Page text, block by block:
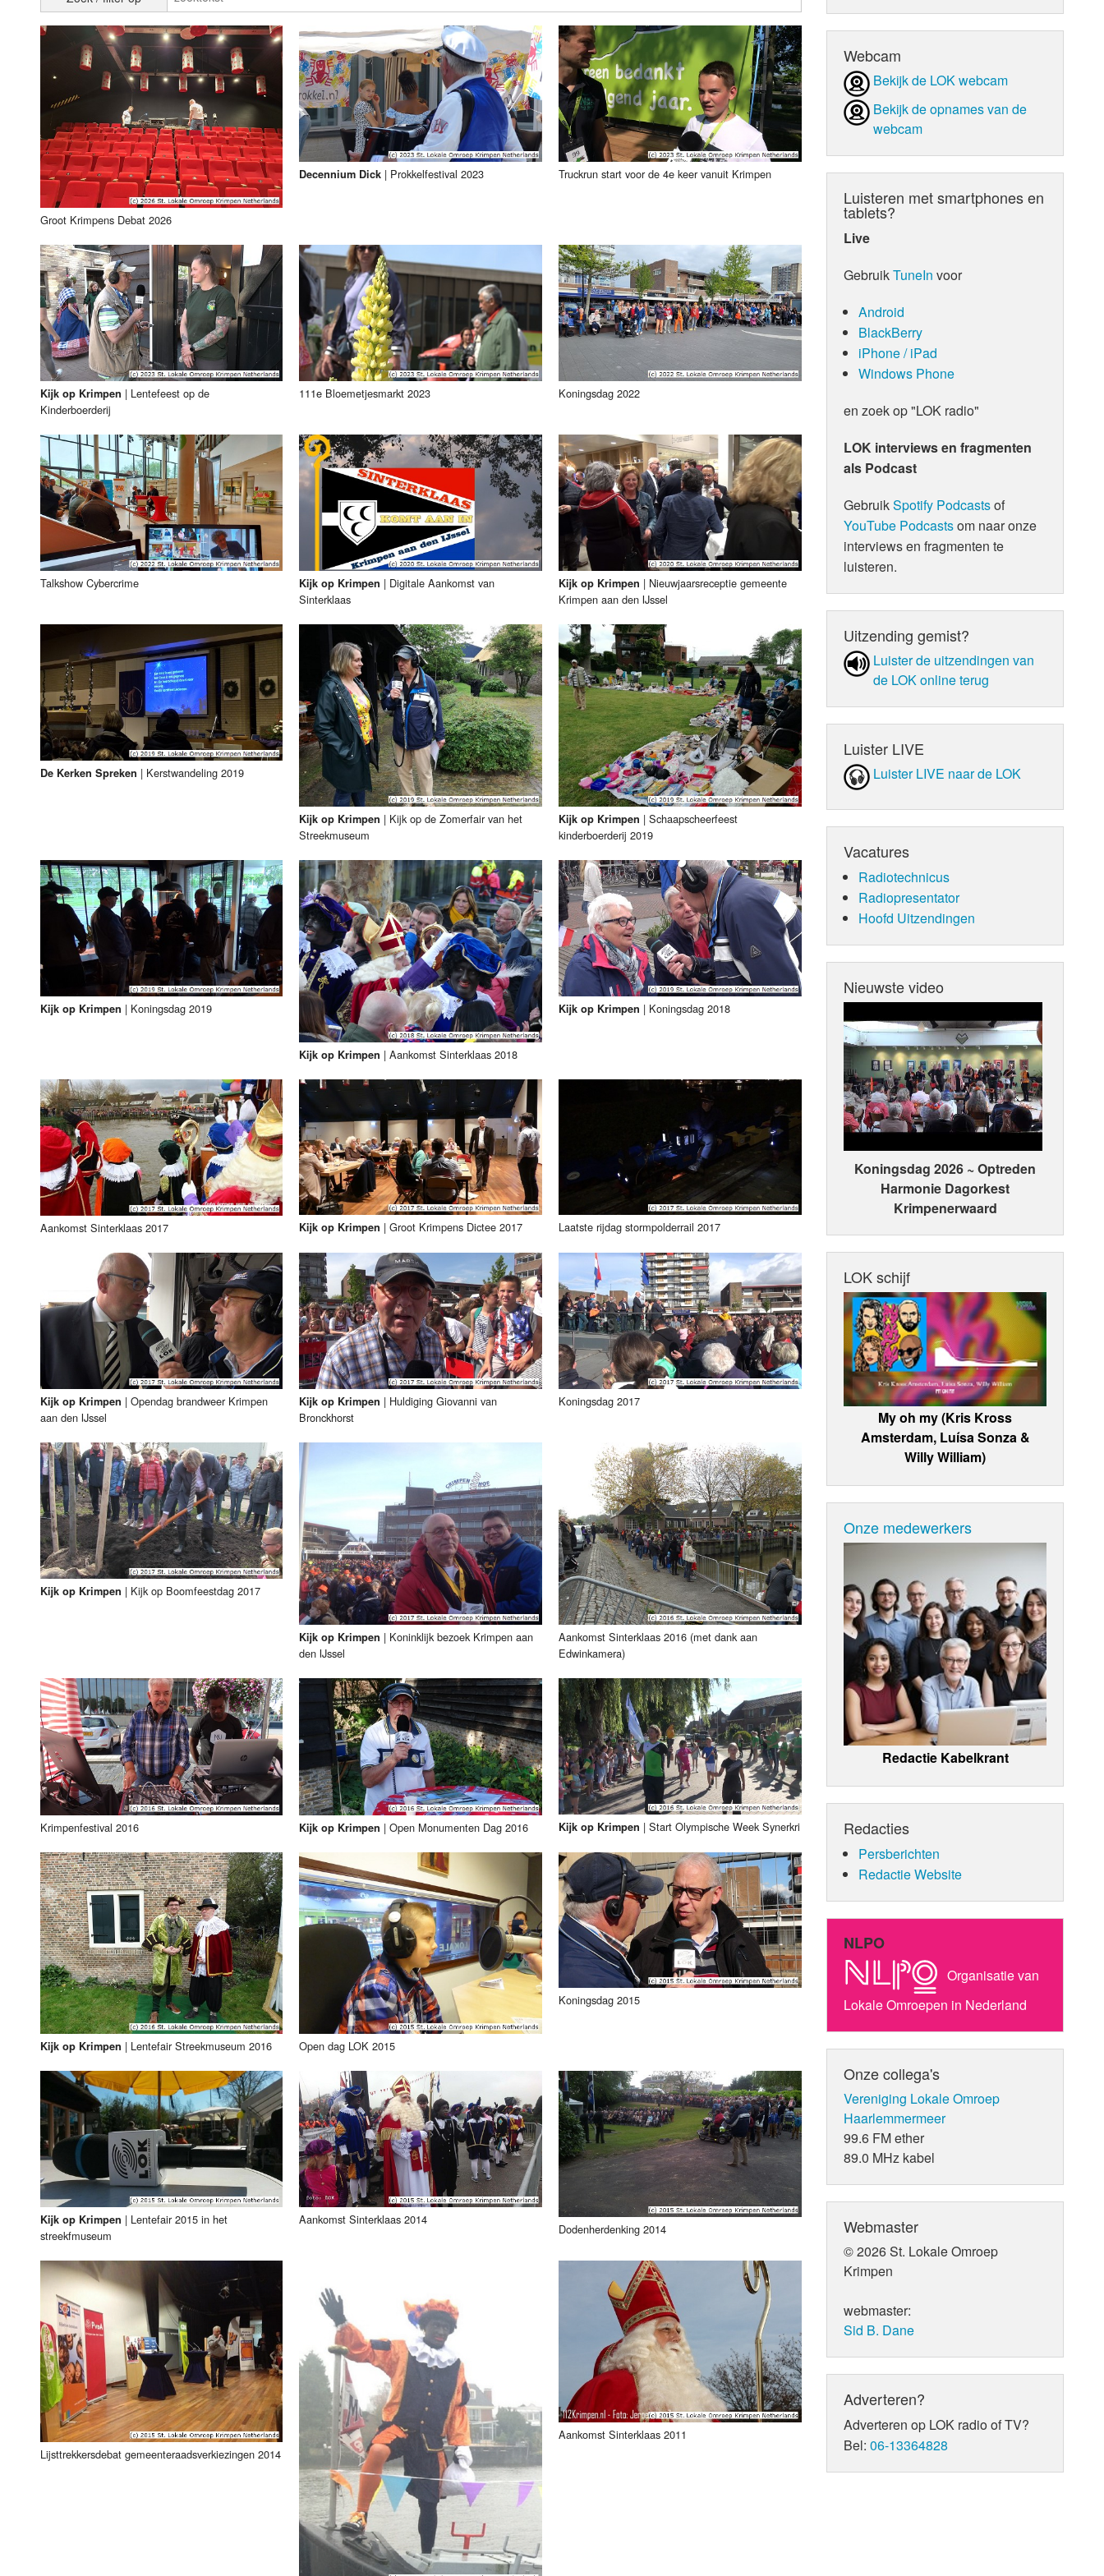
Donderdag
Vrijdag
Zaterdag
Zondag
Luister LOK Live
LOK schijf
Oude LOK programma's
Programmabeleid Bepalend Orgaan
Weerman
Over Krimpen a/d IJssel
Groot Krimpens Debat 2026
Decennium Dick | Prokkelfestival 2023 Truckrun start voor de 4e keer vanuit Krimpen
Kijk op Krimpen | Lentefeest op de
Kinderboerderij
111e Bloemetjesmarkt 2023 Koningsdag 2022
Talkshow Cybercrime Kijk op Krimpen | Digitale Aankomst van
Sinterklaas
Kijk op Krimpen | Nieuwjaarsreceptie gemeente
Krimpen aan den IJssel
De Kerken Spreken | Kerstwandeling 2019
Kijk op Krimpen | Kijk op de Zomerfair van het
Streekmuseum
Kijk op Krimpen |Schaapscheerfeest
kinderboerderij 2019
Kijk op Krimpen | Koningsdag 2019
Kijk op Krimpen |Aankomst Sinterklaas 2018
Kijk op Krimpen | Koningsdag 2018
Aankomst Sinterklaas 2017 Kijk op Krimpen |Groot Krimpens Dictee 2017 Laatste rijdag stormpolderrail 2017
Kijk op Krimpen | Opendag brandweer Krimpen
aan den IJssel
Kijk op Krimpen | Huldiging Giovanni van
Bronckhorst
Koningsdag 2017
Kijk op Krimpen | Kijk op Boomfeestdag 2017
Kijk op Krimpen | Koninklijk bezoek Krimpen aan
den IJssel
Aankomst Sinterklaas 2016 (met dank aan
Edwinkamera)
Krimpenfestival 2016 Kijk op Krimpen |Open Monumenten Dag 2016 Kijk op Krimpen |Start Olympische Week Synerkri
Kijk op Krimpen | Lentefair Streekmuseum 2016 Open dag LOK 2015
Koningsdag 2015
Kijk op Krimpen | Lentefair 2015 in het
streekfmuseum
Aankomst Sinterklaas 2014
Dodenherdenking 2014
Lijsttrekkersdebat gemeenteraadsverkiezingen 2014
Aankomst Sinterklaas 2011
Webcam
Bekijk de LOK webcam
Bekijk de opnames van de
webcam
Luisteren met smartphones en
tablets?
Live
GebruikTuneIn voor
Android
BlackBerry
iPhone / iPad
Windows Phone
en zoek op "LOK radio"
LOK interviews en fragmenten
als Podcast
GebruikSpotify Podcastsof
YouTube Podcastsom naar onze
interviews en fragmenten te
luisteren.
Uitzending gemist?
Luister de uit­zen­din­gen van
de LOK online terug
Luister LIVE
Luister LIVE naar de LOK
Vacatures
Radiotechnicus
Radiopresentator
Hoofd Uitzendingen
Nieuwste video
Koningsdag 2026 ~ Optreden
Harmonie Dagorkest
Krimpenerwaard
LOK schijf
My oh my (Kris Kross
Amsterdam, Luísa Sonza &
Willy William)
Onze medewerkers
Redactie Kabelkrant
Redacties
Persberichten
Redactie Website
NLPO
Organisatie van
Lokale Omroepen in Nederland
Onze collega's
Vereniging Lokale Omroep
Haarlemmermeer
99.6 FM ether
89.0 MHz kabel
Webmaster
© 2026 St. Lokale Omroep
Krimpen
webmaster:
Sid B. Dane
Adverteren?
Adverteren op LOK radio of TV?
Bel:06-13364828